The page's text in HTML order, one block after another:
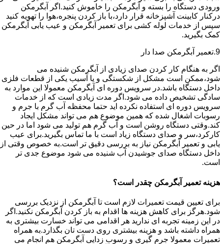
ورودی دستگاه را بسته و آبگرمکن را خاموش کنید.اگر آبگرمکن
درکنار کابینت آشپزخانه قرار دارد،با باز کردن پنجره،هوا را تهویه کنید
سپس از خدمات لوله کشی برای تعمیر آبگرمکن و عیب یابی آبگرمکن
کمک بگیرید.
9.تعمیر آبگرمکن صدا دار
اگر به هنگام کار کردن صدای زیادی از آبگرمکن شنیده می
شود،ممکن است مشکل از شکستگی و یا آسیب یکی از قطعات فلزی
داخل دستگاه باشد.در سرویس دوره ای آبگرمکن معمولا این موارد به
سادگی تشخیص داده می شود.اگر مدت زیادی است که از خدمات
سرویس دوره ای استفاده نکرده اید حتما محفظه آب گرم با جرم و
رسوبات اشغال شده که همین موضوع هم می تواند مشکل ایجاد
کند.وقتی دستگاه روشن است و آب گرم هم تولید می شود اما در حین
کارکرد،سر و صدای دستگاه زیاد است با ما تماس بگیرید.برای عیب
یابی و تعمیر آبگرمکن نیاز به بررسی دقیق تر است.به خصوص وقتی از
داخل دستگاه صدای جوشیدن آب شنیده می شود موضوع جدی تر
است.
هزینه تعمیر آبگرمکن چقدر است؟
برای تعیین قیمت تعمیرات لازم است تا آبگرمکن از نزدیک بررسی
شود.هرگز برای کاهش هزینه ها اقدام به باز کردن آبگرمکن نکنید.اگر
در این زمینه تجربه ای ندارید هر اقدامی می تواند خسارت بیشتری به
همراه داشته باشد و هزینه بیشتری روی دست تان بگذارد.به همراه
تعمیرات معمولا جرم گیری و رسوب زدایی آبگرمکن هم انجام می